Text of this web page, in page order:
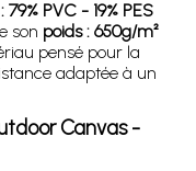
PVC - 19% PES
son poids : 650g/m²
pensé pour la
adaptée à un
Canvas -